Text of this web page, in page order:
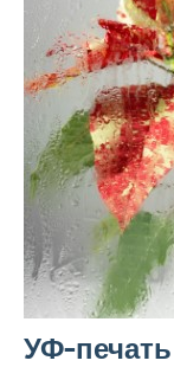
УФ-печать